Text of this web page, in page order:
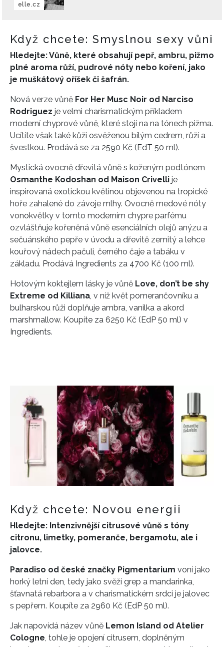
INFORMACE
REDAKCE
elle.cz
Když chcete: Smyslnou sexy vůni
Hledejte: Vůně, které obsahují pepř, ambru, pižmo
plné aroma růží, pudrové nóty nebo koření, jako
je muškátový oříšek či šafrán.
Nová verze vůně For Her Musc Noir od Narciso
Rodriguez je velmi charismatickým příkladem
moderní chyprové vůně, které stojí na na tónech pižma.
Ucítíte však také kůži osvěženou bílým cedrem, růží a
švestkou. Prodává se za 2590 Kč (EdT 50 ml).
Mystická ovocně dřevitá vůně s koženým podtónem
Osmanthe Kodoshan od Maison Crivelli je
inspirovaná exotickou květinou objevenou na tropické
hoře zahalené do závoje mlhy. Ovocně medové nóty
vonokvětky v tomto moderním chypre parfému
ozvláštňuje kořeněná vůně esenciálních olejů anýzu a
sečuánského pepře v úvodu a dřevitě zemitý a lehce
kouřový nádech pačuli, černého čaje a tabáku v
základu. Prodává Ingredients za 4700 Kč (100 ml).
Hotovým koktejlem lásky je vůně Love, don’t be shy
Extreme od Killiana , v níž květ pomerančovníku a
bulharskou růži doplňuje ambra, vanilka a akord
marshmallow. Koupíte za 6250 Kč (EdP 50 ml) v
Ingredients.
Když chcete: Novou energii
Hledejte: Intenzivnější citrusové vůně s tóny
citronu, limetky, pomeranče, bergamotu, ale i
jalovce.
Paradiso od české značky Pigmentarium voní jako
horký letní den, tedy jako svěží grep a mandarinka,
šťavnatá rebarbora a v charismatickém srdci je jalovec
s pepřem. Koupíte za 2960 Kč (EdP 50 ml).
Jak napovídá název vůně Lemon Island od Atelier
Cologne , tohle je opojení citrusem, doplněným